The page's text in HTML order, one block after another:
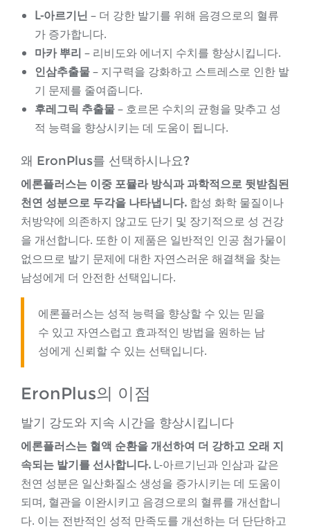
L-아르기닌 – 더 강한 발기를 위해 음경으로의 혈류
가 증가합니다.
마카 뿌리 – 리비도와 에너지 수치를 향상시킵니다.
인삼추출물– 지구력을 강화하고 스트레스로 인한 발
기 문제를 줄여줍니다.
후레그릭 추출물– 호르몬 수치의 균형을 맞추고 성
적 능력을 향상시키는 데 도움이 됩니다.
왜 EronPlus를 선택하시나요?
에론플러스는 이중 포뮬라 방식과 과학적으로 뒷받침된
천연 성분으로 두각을 나타냅니다. 합성 화학 물질이나
처방약에 의존하지 않고도 단기 및 장기적으로 성 건강
을 개선합니다. 또한 이 제품은 일반적인 인공 첨가물이
없으므로 발기 문제에 대한 자연스러운 해결책을 찾는
남성에게 더 안전한 선택입니다.
에론플러스는 성적 능력을 향상할 수 있는 믿을
수 있고 자연스럽고 효과적인 방법을 원하는 남
성에게 신뢰할 수 있는 선택입니다.
EronPlus의 이점
발기 강도와 지속 시간을 향상시킵니다
에론플러스는 혈액 순환을 개선하여 더 강하고 오래 지
속되는 발기를 선사합니다. L-아르기닌과 인삼과 같은
천연 성분은 일산화질소 생성을 증가시키는 데 도움이
되며, 혈관을 이완시키고 음경으로의 혈류를 개선합니
다. 이는 전반적인 성적 만족도를 개선하는 더 단단하고